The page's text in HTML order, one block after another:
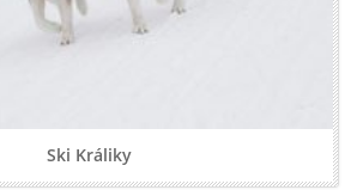
Ski Králiky